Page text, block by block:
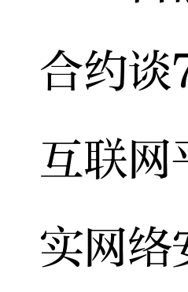
合约谈
互联网
实网络